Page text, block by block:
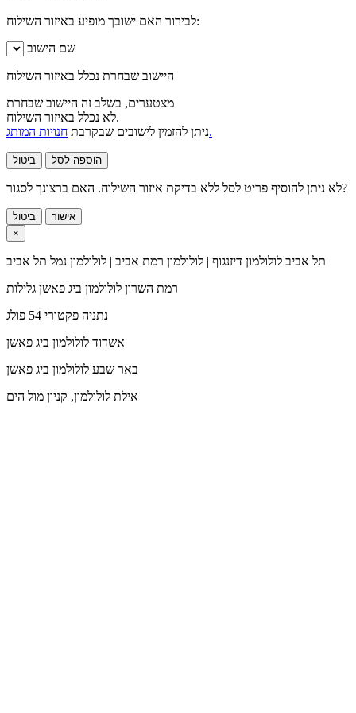
לבירור האם ישובך מופיע באיזור השילוח:
שם הישוב
היישוב שבחרת נכלל באיזור השילוח
מצטערים, בשלב זה היישוב שבחרת
לא נכלל באיזור השילוח.
ניתן להזמין לישובים שבקרבתחנויות המותג.
ביטול הוספה לסל
לא ניתן להוסיף פריט לסל ללא בדיקת איזור השילוח. האם ברצונך לסגור?
ביטול
אישור
×
תל אביב לולולמון דיזנגוף | לולולמון רמת אביב | לולולמון נמל תל אביב
רמת השרון לולולמון ביג פאשן גלילות
נתניה פקטורי 54 פולג
אשדוד לולולמון ביג פאשן
באר שבע לולולמון ביג פאשן
אילת לולולמון, קניון מול הים